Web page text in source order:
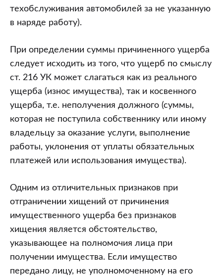
техобслуживания автомобилей за не указанную
в наряде работу).
При определении суммы причиненного ущерба
следует исходить из того, что ущерб по смыслу
ст. 216 УК может слагаться как из реального
ущерба (износ имущества), так и косвенного
ущерба, т.е. неполучения должного (суммы,
которая не поступила собственнику или иному
владельцу за оказание услуги, выполнение
работы, уклонения от уплаты обязательных
платежей или использования имущества).
Одним из отличительных признаков при
отграничении хищений от причинения
имущественного ущерба без признаков
хищения является обстоятельство,
указывающее на полномочия лица при
получении имущества. Если имущество
передано лицу, не уполномоченному на его